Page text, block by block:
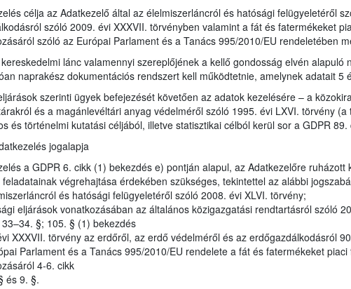
célja az Adatkezelő által az élelmiszerláncról és hatósági felügyeletéről
szóló 2009. évi XXXVII. törvényben valamint a fát és fatermékeket
szóló az Európai Parlament és a Tanács 995/2010/EU rendeletében
lánc valamennyi szereplőjének a kellő gondosság elvén
naprakész dokumentációs rendszert kell működtetnie, amelynek adatait 5
szerinti ügyek befejezését követően az adatok kezelésére – a
és a magánlevéltári anyag védelméről szóló 1995. évi LXVI. törvény
és történelmi kutatási céljából, illetve statisztikai célból kerül sor a GDPR
jogalapja
a GDPR 6. cikk (1) bekezdés e) pontján alapul, az Adatkezelőre
végrehajtása érdekében szükséges, tekintettel az alábbi
és hatósági felügyeletéről szóló 2008. évi XLVI. törvény;
eljárások vonatkozásában az általános közigazgatási rendtartásról szóló
§; 105. § (1) bekezdés
XXXVII. törvény az erdőről, az erdő védelméről és az erdőgazdálkodásról
Parlament és a Tanács 995/2010/EU rendelete a fát és fatermékeket
4-6. cikk
9. §.